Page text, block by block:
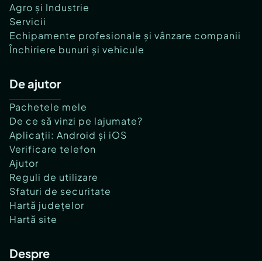
Agro și Industrie
Servicii
Echipamente profesionale și vânzare companii
Închiriere bunuri și vehicule
De ajutor
Pachetele mele
De ce să vinzi pe lajumate?
Aplicații: Android și iOS
Verificare telefon
Ajutor
Reguli de utilizare
Sfaturi de securitate
Hartă județelor
Hartă site
Despre